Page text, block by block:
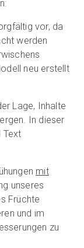
vor, da
werden
neu erstellt
Lage, Inhalte
In dieser
Text
mit
unseres
Früchte
und im
zu